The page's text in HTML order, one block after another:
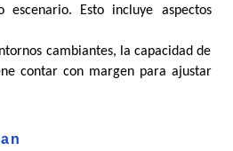
Esto incluye aspectos
cambiantes, la capacidad de
contar con margen para ajustar